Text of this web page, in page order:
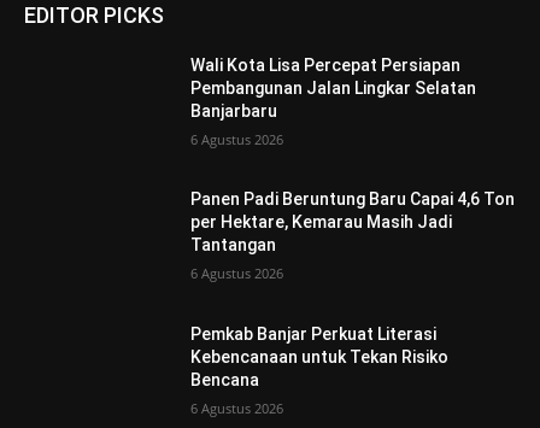
EDITOR PICKS
Wali Kota Lisa Percepat Persiapan
Pembangunan Jalan Lingkar Selatan
Banjarbaru
6 Agustus 2026
Panen Padi Beruntung Baru Capai 4,6 Ton
per Hektare, Kemarau Masih Jadi
Tantangan
6 Agustus 2026
Pemkab Banjar Perkuat Literasi
Kebencanaan untuk Tekan Risiko
Bencana
6 Agustus 2026